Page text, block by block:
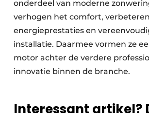
onderdeel van moderne
verhogen het comfort,
energieprestaties en
installatie. Daarmee vormen ze
motor achter de verdere
innovatie binnen de branche.
Interessant artikel?